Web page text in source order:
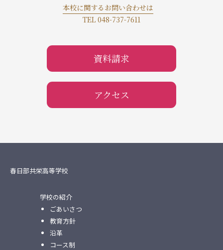
本校に関するお問い合わせは
TEL 048-737-7611
資料請求
アクセス
春日部共栄高等学校
学校の紹介
ごあいさつ
教育方針
沿革
コース制